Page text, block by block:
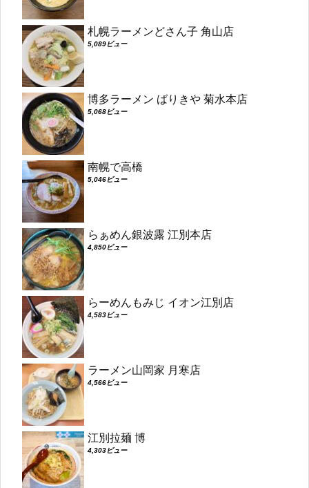
札幌ラーメンどさん子 角山店
5,089ビュー
博多ラーメン ばりきや 菊水本店
5,068ビュー
南幌で高橋
5,046ビュー
らぁめん銀波露 江別本店
4,850ビュー
らーめんもみじ イオン江別店
4,583ビュー
ラーメン山岡家 月寒店
4,566ビュー
江別拉麺 博
4,303ビュー